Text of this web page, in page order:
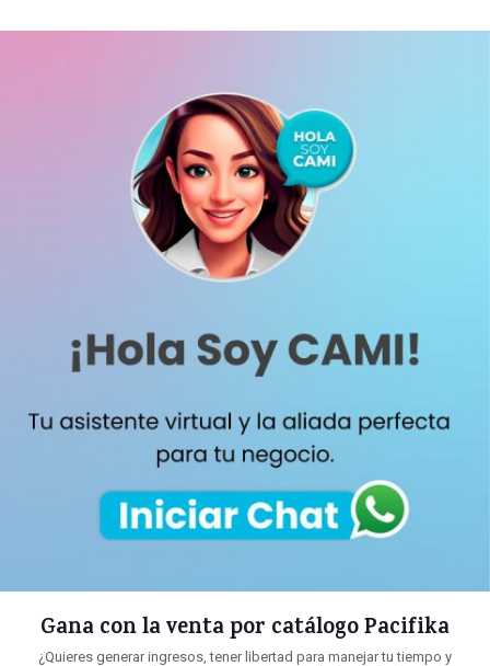
Gana con la venta por catálogo Pacifika
¿Quieres generar ingresos, tener libertad para manejar tu tiempo y